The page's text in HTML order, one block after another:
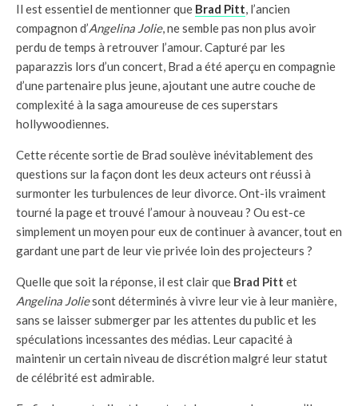
Il est essentiel de mentionner que Brad Pitt, l’ancien
compagnon d’Angelina Jolie, ne semble pas non plus avoir
perdu de temps à retrouver l’amour. Capturé par les
paparazzis lors d’un concert, Brad a été aperçu en compagnie
d’une partenaire plus jeune, ajoutant une autre couche de
complexité à la saga amoureuse de ces superstars
hollywoodiennes.
Cette récente sortie de Brad soulève inévitablement des
questions sur la façon dont les deux acteurs ont réussi à
surmonter les turbulences de leur divorce. Ont-ils vraiment
tourné la page et trouvé l’amour à nouveau ? Ou est-ce
simplement un moyen pour eux de continuer à avancer, tout en
gardant une part de leur vie privée loin des projecteurs ?
Quelle que soit la réponse, il est clair que Brad Pitt et
Angelina Joliesont déterminés à vivre leur vie à leur manière,
sans se laisser submerger par les attentes du public et les
spéculations incessantes des médias. Leur capacité à
maintenir un certain niveau de discrétion malgré leur statut
de célébrité est admirable.